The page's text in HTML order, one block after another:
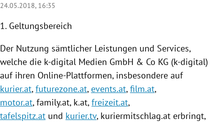
Untermenü
Untermenü
Untermenü
Untermenü
Untermenü
24.05.2018, 16:35
1. Geltungsbereich
Der Nutzung sämtlicher Leistungen und Services,
welche die k-digital Medien GmbH & Co KG (k-digital)
auf ihren Online-Plattformen, insbesondere auf
kurier.at, futurezone.at, events.at, film.at,
motor.at, family.at, k.at, freizeit.at,
tafelspitz.at und kurier.tv, kuriermitschlag.at erbringt,